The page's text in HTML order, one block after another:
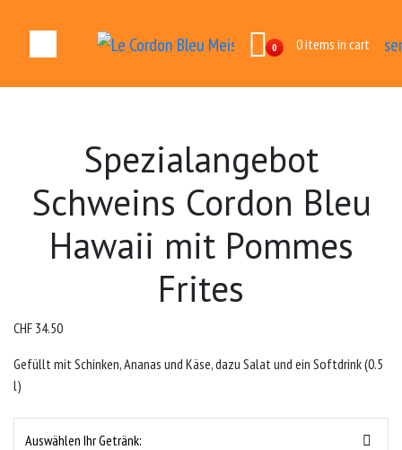
0 0 items in cart
Spezialangebot
Schweins Cordon Bleu
Hawaii mit Pommes
Frites
CHF 34.50
Gefüllt mit Schinken, Ananas und Käse, dazu Salat und ein Softdrink (0.5
l)
Auswählen Ihr Getränk: